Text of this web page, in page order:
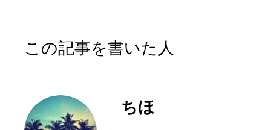
この記事を書いた人
ちほ